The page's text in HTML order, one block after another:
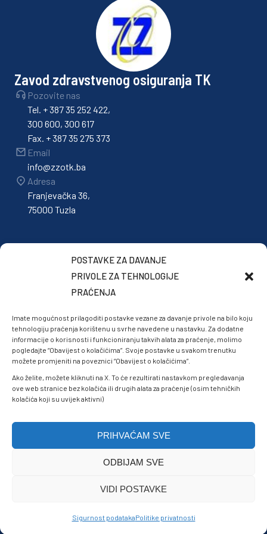
POSTAVKE ZA DAVANJE
PRIVOLE ZA TEHNOLOGIJE
PRAĆENJA
Imate mogućnost prilagoditi postavke vezane za davanje privole na bilo koju
tehnologiju praćenja korištenu u svrhe navedene u nastavku. Za dodatne
informacije o korisnosti i funkcioniranju takvih alata za praćenje, molimo
pogledajte “Obavijest o kolačićima”. Svoje postavke u svakom trenutku
možete promjeniti na poveznici “Obavijest o kolačićima”.
Ako želite, možete kliknuti na X. To će rezultirati nastavkom pregledavanja
ove web stranice bez kolačića ili drugih alata za praćenje (osim tehničkih
kolačića koji su uvijek aktivni)
PRIHVAĆAM SVE
ODBIJAM SVE
VIDI POSTAVKE
Sigurnost podatakaPolitike privatnosti
Zavod zdravstvenog osiguranja TK
Pozovite nas
Tel. + 387 35 252 422,
300 600, 300 617
Fax. + 387 35 275 373
Email
info@zzotk.ba
Adresa
Franjevačka 36,
75000 Tuzla
Politike privatnosti